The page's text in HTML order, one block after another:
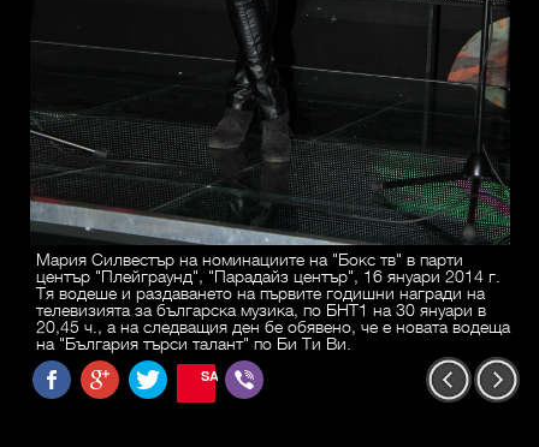
Мария Силвестър на номинациите на "Бокс тв" в парти
център "Плейграунд", "Парадайз център", 16 януари 2014 г.
Тя водеше и раздаването на първите годишни награди на
телевизията за българска музика, по БНТ1 на 30 януари в
20,45 ч., а на следващия ден бе обявено, че е новата водеща
на "България търси талант" по Би Ти Ви.
SAVE